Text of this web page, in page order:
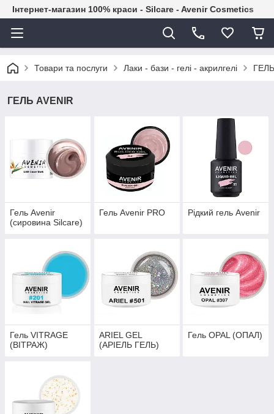
Інтернет-магазин 100% краси - Silcare - Avenir Cosmetics
Товари та послуги Лаки - бази - гелі - акрилгелі
ГЕЛЬ AVENIR
Гель Avenir
(сировина Silcare)
Гель Avenir PRO Рідкий гель Avenir
Гель VITRAGE
(ВІТРАЖ)
ARIEL GEL
(АРІЕЛЬ ГЕЛЬ)
Гель OPAL (ОПАЛ)